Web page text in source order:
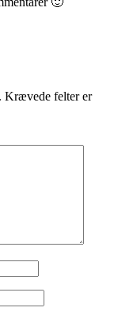
Krævede felter er